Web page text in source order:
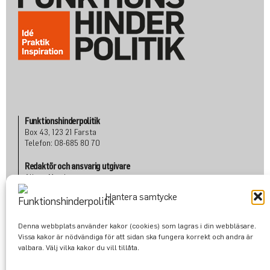
Hantera samtycke
Denna webbplats använder kakor (cookies) som lagras i din webbläsare.
Vissa kakor är nödvändiga för att sidan ska fungera korrekt och andra är
valbara. Välj vilka kakor du vill tillåta.
Funktionshinderpolitik
Box 43, 123 21 Farsta
Telefon: 08-685 80 70
Redaktör och ansvarig utgivare
Albert Martinsson
Telefon: 070 601 80 72
albert@funktionshinderpolitik.se
Om oss
Kontakt